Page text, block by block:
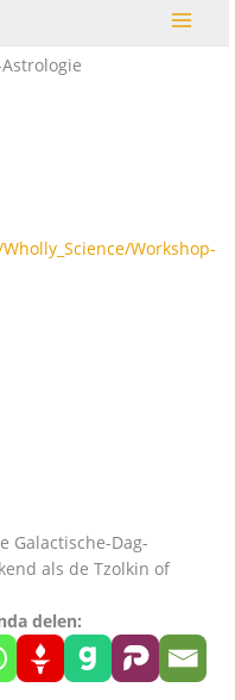
Workshop-
Galactische-Dag-
als de Tzolkin of
delen: